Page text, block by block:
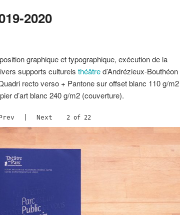
2020
graphique et typographique, exécution de la
supports culturels théâtred’Andrézieux-Bouthéon
recto verso + Pantone sur offset blanc 110 g/m2
d’art blanc 240 g/m2 (couverture).
Next 2 of 22